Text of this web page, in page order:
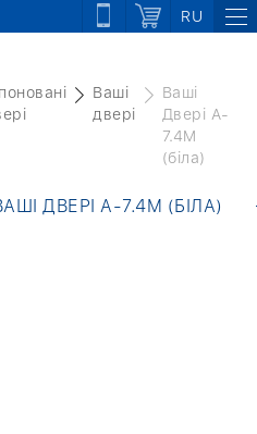
RU
Ваші
двері
Ваші
Двері A-
7.4M
(біла)
ДВЕРІ A-7.4M (БІЛА)